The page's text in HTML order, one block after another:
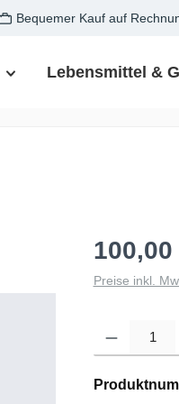
Bequemer Kauf auf
Lebensmittel &
100,00
Preise inkl.